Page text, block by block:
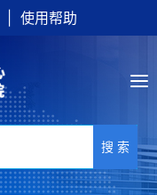
使用帮助
搜 索